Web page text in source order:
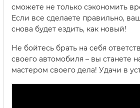
сможете не только сэкономить
Если все сделаете правильно,
снова будет ездить, как новый!
Не бойтесь брать на себя
своего автомобиля – вы станете
мастером своего дела! Удачи в